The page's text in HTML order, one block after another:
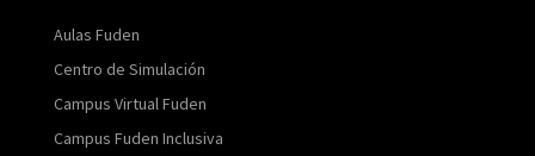
Aulas Fuden
Centro de Simulación
Campus Virtual Fuden
Campus Fuden Inclusiva